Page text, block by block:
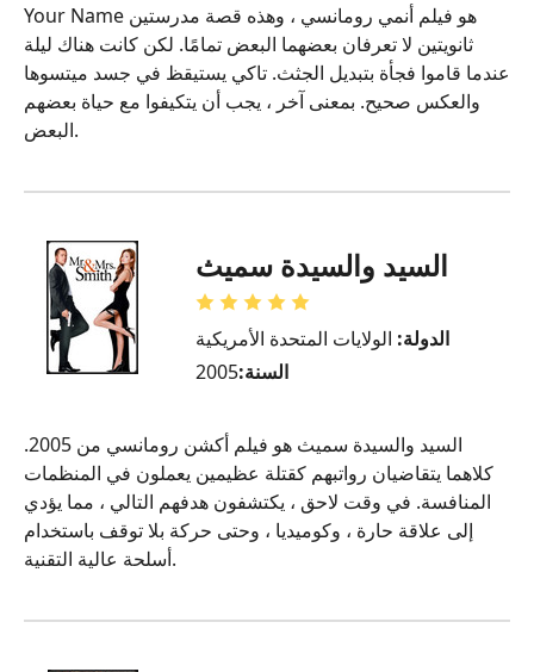
Your Name هو فيلم أنمي رومانسي ، وهذه قصة مدرستين
ثانويتين لا تعرفان بعضهما البعض تمامًا. لكن كانت هناك ليلة
عندما قاموا فجأة بتبديل الجثث. تاكي يستيقظ في جسد ميتسوها
والعكس صحيح. بمعنى آخر ، يجب أن يتكيفوا مع حياة بعضهم
البعض.
السيد والسيدة سميث
الدولة: الولايات المتحدة الأمريكية
السنة:2005
السيد والسيدة سميث هو فيلم أكشن رومانسي من 2005.
كلاهما يتقاضيان رواتبهم كقتلة عظيمين يعملون في المنظمات
المنافسة. في وقت لاحق ، يكتشفون هدفهم التالي ، مما يؤدي
إلى علاقة حارة ، وكوميديا ، وحتى حركة بلا توقف باستخدام
أسلحة عالية التقنية.